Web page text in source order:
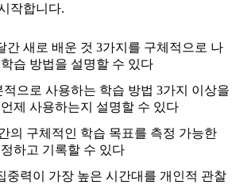
작합니다.
간 새로 배운 것 3가지를 구체적으로 나
습 방법을 설명할 수 있다
적으로 사용하는 학습 방법 3가지 이상을
제 사용하는지 설명할 수 있다
의 구체적인 학습 목표를 측정 가능한
하고 기록할 수 있다
중력이 가장 높은 시간대를 개인적 관찰